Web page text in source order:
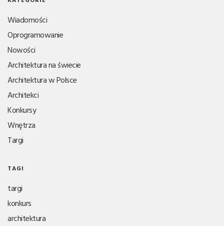
Wiadomości
Oprogramowanie
Nowości
Architektura na świecie
Architektura w Polsce
Architekci
Konkursy
Wnętrza
Targi
TAGI
targi
konkurs
architektura